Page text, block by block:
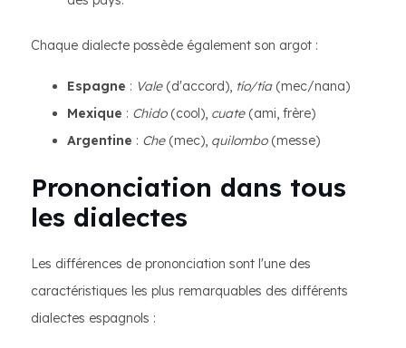
Chaque dialecte possède également son argot :
Espagne : Vale(d'accord), tío/tía(mec/nana)
Mexique : Chido(cool), cuate(ami, frère)
Argentine : Che(mec), quilombo(messe)
Prononciation dans tous
les dialectes
Les différences de prononciation sont l'une des
caractéristiques les plus remarquables des différents
dialectes espagnols :